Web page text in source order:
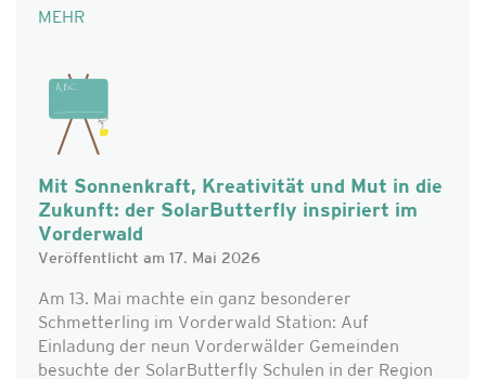
MEHR
Mit Sonnenkraft, Kreativität und Mut in die
Zukunft: der SolarButterfly inspiriert im
Vorderwald
Veröffentlicht am 17. Mai 2026
Am 13. Mai machte ein ganz besonderer
Schmetterling im Vorderwald Station: Auf
Einladung der neun Vorderwälder Gemeinden
besuchte der SolarButterfly Schulen in der Region